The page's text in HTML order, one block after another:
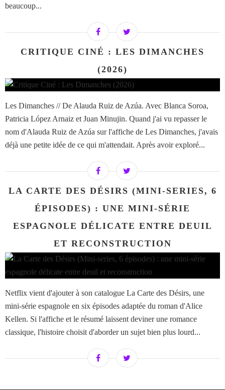
beaucoup...
CRITIQUE CINÉ : LES DIMANCHES
(2026)
Les Dimanches // De Alauda Ruiz de Azúa. Avec Blanca Soroa,
Patricia López Arnaiz et Juan Minujin. Quand j'ai vu repasser le
nom d'Alauda Ruiz de Azúa sur l'affiche de Les Dimanches, j'avais
déjà une petite idée de ce qui m'attendait. Après avoir exploré...
LA CARTE DES DÉSIRS (MINI-SERIES, 6
ÉPISODES) : UNE MINI-SÉRIE
ESPAGNOLE DÉLICATE ENTRE DEUIL
ET RECONSTRUCTION
Netflix vient d'ajouter à son catalogue La Carte des Désirs, une
mini-série espagnole en six épisodes adaptée du roman d'Alice
Kellen. Si l'affiche et le résumé laissent deviner une romance
classique, l'histoire choisit d'aborder un sujet bien plus lourd...